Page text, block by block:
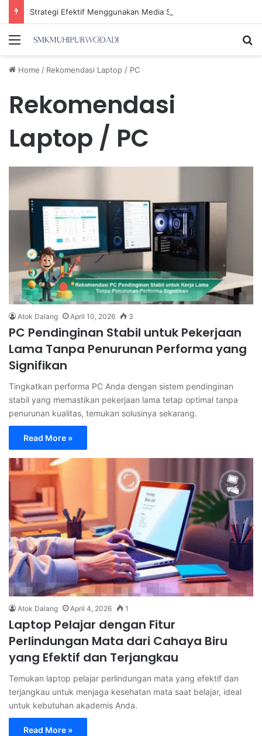
Menu
Home / Rekomendasi Laptop / PC
Rekomendasi
Laptop / PC
Atok Dalang April 10, 2026 3
PC Pendinginan Stabil untuk Pekerjaan
Lama Tanpa Penurunan Performa yang
Signifikan
Tingkatkan performa PC Anda dengan sistem pendinginan
stabil yang memastikan pekerjaan lama tetap optimal tanpa
penurunan kualitas, temukan solusinya sekarang.
Read More »
Atok Dalang April 4, 2026 1
Laptop Pelajar dengan Fitur
Perlindungan Mata dari Cahaya Biru
yang Efektif dan Terjangkau
Temukan laptop pelajar perlindungan mata yang efektif dan
terjangkau untuk menjaga kesehatan mata saat belajar, ideal
untuk kebutuhan akademis Anda.
Read More »